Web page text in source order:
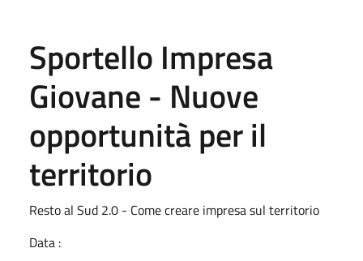
Sportello Impresa
Giovane - Nuove
opportunità per il
territorio
Resto al Sud 2.0 - Come creare impresa sul territorio
Data :